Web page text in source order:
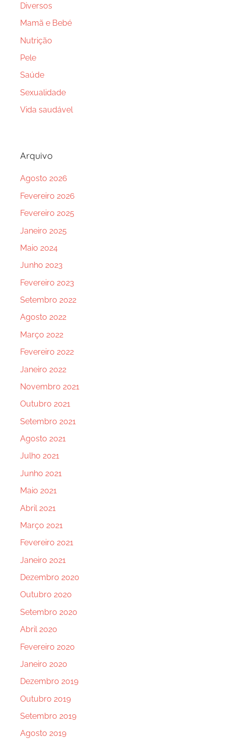
Diversos
Mamã e Bebé
Nutrição
Pele
Saúde
Sexualidade
Vida saudável
Arquivo
Agosto 2026
Fevereiro 2026
Fevereiro 2025
Janeiro 2025
Maio 2024
Junho 2023
Fevereiro 2023
Setembro 2022
Agosto 2022
Março 2022
Fevereiro 2022
Janeiro 2022
Novembro 2021
Outubro 2021
Setembro 2021
Agosto 2021
Julho 2021
Junho 2021
Maio 2021
Abril 2021
Março 2021
Fevereiro 2021
Janeiro 2021
Dezembro 2020
Outubro 2020
Setembro 2020
Abril 2020
Fevereiro 2020
Janeiro 2020
Dezembro 2019
Outubro 2019
Setembro 2019
Agosto 2019